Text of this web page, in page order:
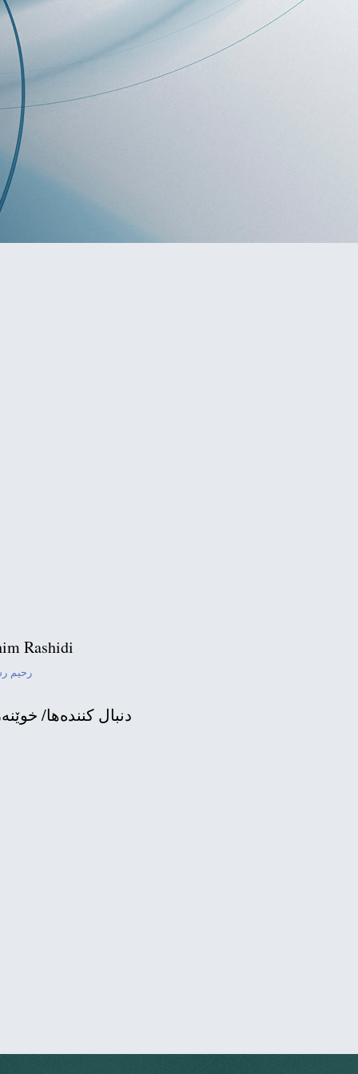
باید‌ن بۆ
Rashidi
رحیم
دنبال كننده‌ها/